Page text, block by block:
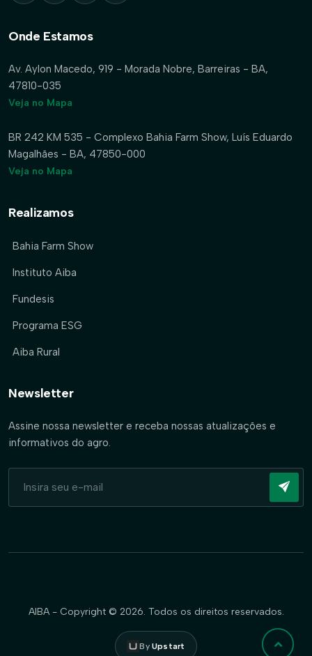
Onde Estamos
Av. Aylon Macedo, 919 - Morada Nobre, Barreiras - BA,
47810-035
Veja no Mapa
BR 242 KM 535 - Complexo Bahia Farm Show, Luís Eduardo
Magalhães - BA, 47850-000
Veja no Mapa
Realizamos
Bahia Farm Show
Instituto Aiba
Fundesis
Programa ESG
Aiba Rural
Newsletter
Assine nossa newsletter e receba nossas atualizações e
informativos do agro.
AIBA - Copyright © 2026. Todos os direitos reservados.
ByUpstart